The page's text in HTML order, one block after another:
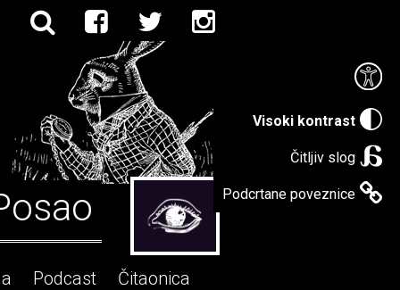
Visoki kontrast
Čitljiv slog
Podcrtane poveznice
Podcast Čitaonica